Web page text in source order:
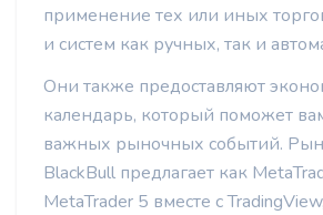
применение тех или иных
и систем как ручных, так и
Они также предоставляют
календарь, который поможет
важных рыночных событий.
BlackBull предлагает как
MetaTrader 5 вместе с